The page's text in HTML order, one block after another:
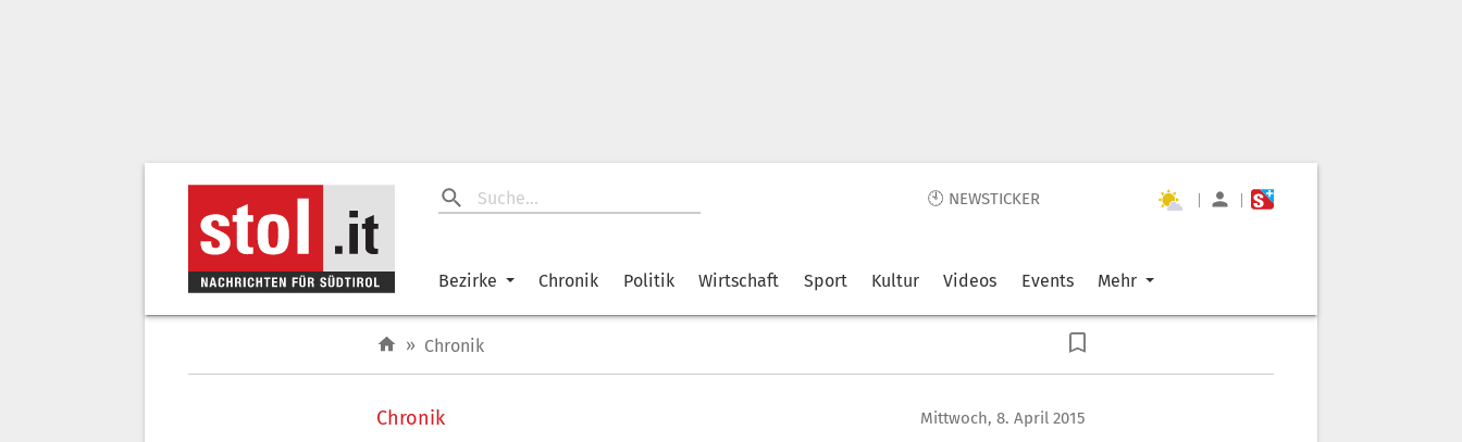
🕙 NEWSTICKER | |
Bezirke Chronik Politik Wirtschaft Sport Kultur Videos Events Mehr
» Chronik
Chronik Mittwoch, 8. April 2015